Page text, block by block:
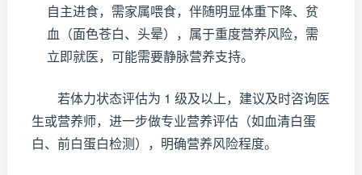
自主进食，需家属喂食，伴随明显体重下降、贫
血（面色苍白、头晕），属于重度营养风险，需
立即就医，可能需要静脉营养支持。
若体力状态评估为 1 级及以上，建议及时咨询医
生或营养师，进一步做专业营养评估（如血清白蛋
白、前白蛋白检测），明确营养风险程度。